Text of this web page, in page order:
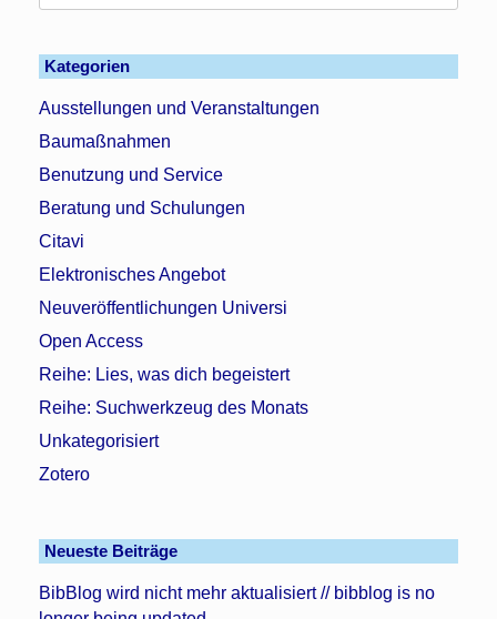
Kategorien
Ausstellungen und Veranstaltungen
Baumaßnahmen
Benutzung und Service
Beratung und Schulungen
Citavi
Elektronisches Angebot
Neuveröffentlichungen Universi
Open Access
Reihe: Lies, was dich begeistert
Reihe: Suchwerkzeug des Monats
Unkategorisiert
Zotero
Neueste Beiträge
BibBlog wird nicht mehr aktualisiert // bibblog is no